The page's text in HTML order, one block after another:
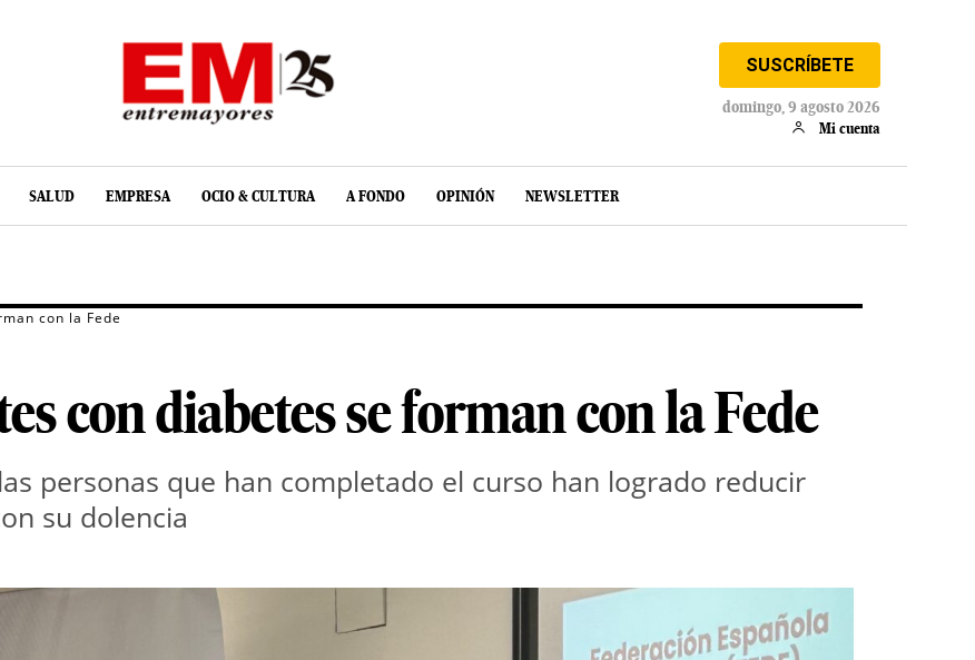
SUSCRÍBETE
domingo, 9 agosto 2026
Mi cuenta
SALUD EMPRESA OCIO & CULTURA A FONDO OPINIÓN NEWSLETTER
con la Fede
con diabetes se forman con la Fede
personas que han completado el curso han logrado reducir
su dolencia